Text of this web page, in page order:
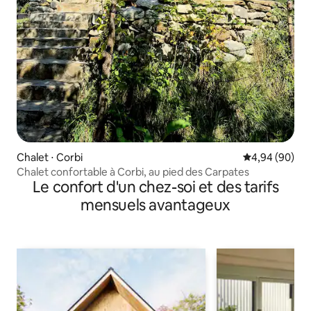
Chalet ⋅ Corbi Évaluation
4,94 (90)
Chalet confortable à Corbi, au pied des Carpates
Le confort d'un chez-soi et des tarifs
mensuels avantageux